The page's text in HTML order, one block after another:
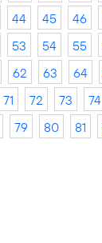
44 45 46
53 54 55
62 63 64
71 72 73 74
79 80 81